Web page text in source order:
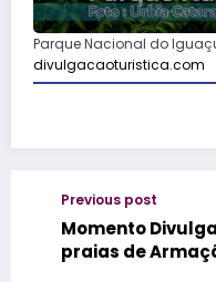
Parque Nacional do
divulgacaoturistica.com
Previous post
Momento
praias de